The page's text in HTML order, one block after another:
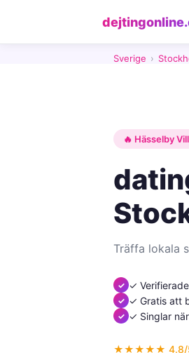
Sverige ›
🔥 Hässelby
Träffa lokala
✓
✓ Gratis att
✓ Singlar
★★★★★ 4.8/5